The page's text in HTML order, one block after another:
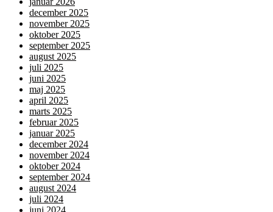
december 2025
november 2025
oktober 2025
september 2025
august 2025
juli 2025
juni 2025
maj 2025
april 2025
marts 2025
februar 2025
januar 2025
december 2024
november 2024
oktober 2024
september 2024
august 2024
juli 2024